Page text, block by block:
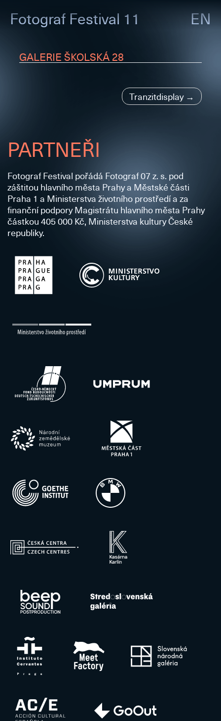
Fotograf Festival 11 EN
GALERIE ŠKOLSKÁ 28
Tranzitdisplay
PARTNEŘI
Fotograf Festival pořádá Fotograf 07 z. s. pod
záštitou hlavního města Prahy a Městské části
Praha 1 a Ministerstva životního prostředí a za
finanční podpory Magistrátu hlavního města Prahy
částkou 405 000 Kč, Ministerstva kultury České
republiky.